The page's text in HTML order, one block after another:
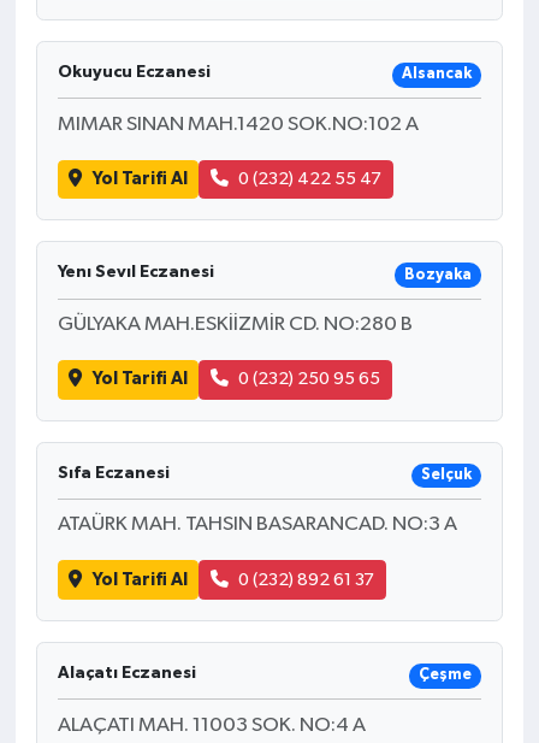
Okuyucu Eczanesi Alsancak
MIMAR SINAN MAH.1420 SOK.NO:102 A
Yol Tarifi Al 0 (232) 422 55 47
Yenı Sevıl Eczanesi Bozyaka
GÜLYAKA MAH.ESKİİZMİR CD. NO:280 B
Yol Tarifi Al 0 (232) 250 95 65
Sıfa Eczanesi Selçuk
ATAÜRK MAH. TAHSIN BASARANCAD. NO:3 A
Yol Tarifi Al 0 (232) 892 61 37
Alaçatı Eczanesi Çeşme
ALAÇATI MAH. 11003 SOK. NO:4 A